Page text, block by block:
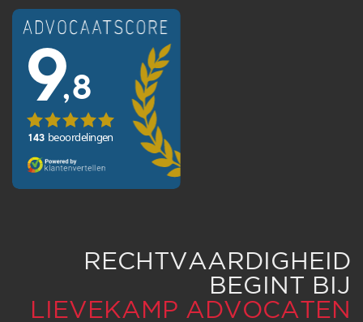
RECHTVAARDIGHEID
BEGINT BIJ
LIEVEKAMP ADVOCATEN